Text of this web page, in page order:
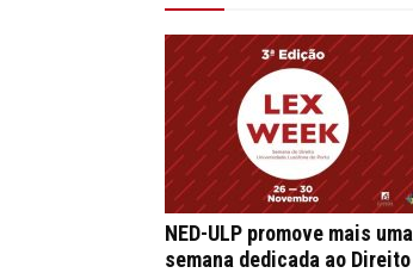
NED-ULP promove mais uma
semana dedicada ao Direito